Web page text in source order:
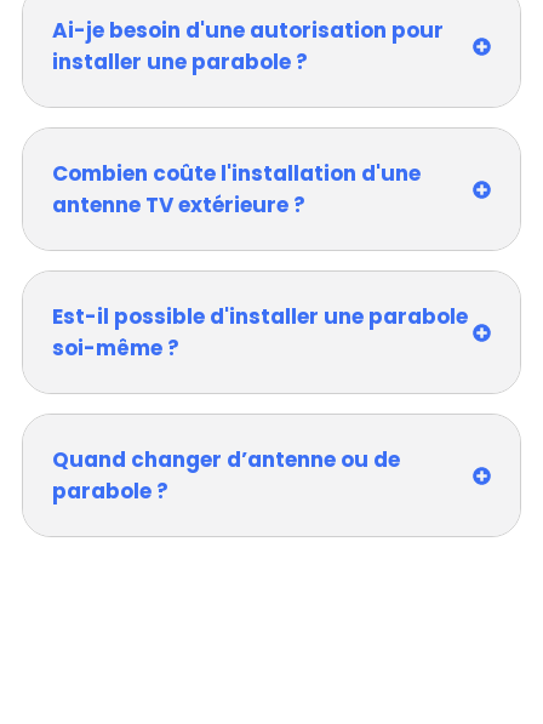
Ai-je besoin d'une autorisation pour
installer une parabole ?
Combien coûte l'installation d'une
antenne TV extérieure ?
Est-il possible d'installer une parabole
soi-même ?
Quand changer d’antenne ou de
parabole ?